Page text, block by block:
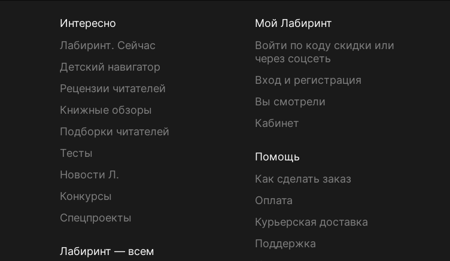
Интересно
Лабиринт. Сейчас
Детский навигатор
Рецензии читателей
Книжные обзоры
Подборки читателей
Тесты
Новости Л.
Конкурсы
Спецпроекты
Лабиринт — всем
Мой Лабиринт
Войти по коду скидки или
через соцсеть
Вход и регистрация
Вы смотрели
Кабинет
Помощь
Как сделать заказ
Оплата
Курьерская доставка
Поддержка